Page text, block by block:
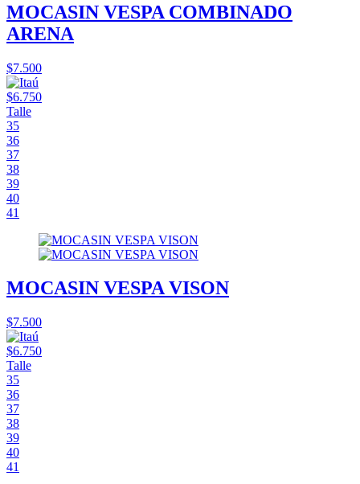
MOCASIN VESPA COMBINADO
ARENA
$7.500
$6.750
Talle
35
36
37
38
39
40
41
MOCASIN VESPA VISON
$7.500
$6.750
Talle
35
36
37
38
39
40
41